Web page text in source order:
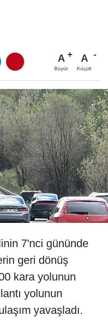
A
Büyüt
A
Küçült
7'nci gününde
geri dönüş
kara yolunun
yolunun
yavaşladı.